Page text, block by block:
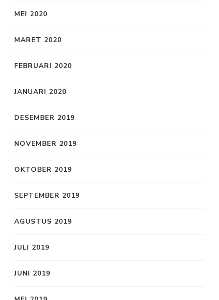
MEI 2020
MARET 2020
FEBRUARI 2020
JANUARI 2020
DESEMBER 2019
NOVEMBER 2019
OKTOBER 2019
SEPTEMBER 2019
AGUSTUS 2019
JULI 2019
JUNI 2019